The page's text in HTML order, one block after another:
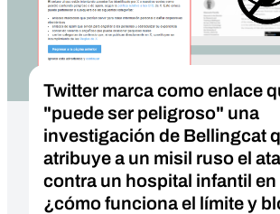
Twitter marca como enlace
"puede ser peligroso" una
investigación de Bellingcat
atribuye a un misil ruso el
contra un hospital infantil en
¿cómo funciona el límite y